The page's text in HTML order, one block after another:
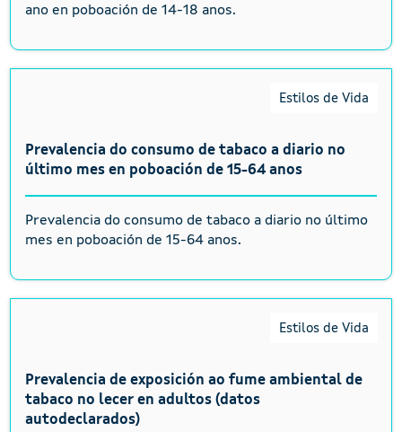
ano en poboación de 14-18 anos.
Estilos de Vida
Prevalencia do consumo de tabaco a diario no
último mes en poboación de 15-64 anos
Prevalencia do consumo de tabaco a diario no último
mes en poboación de 15-64 anos.
Estilos de Vida
Prevalencia de exposición ao fume ambiental de
tabaco no lecer en adultos (datos
autodeclarados)